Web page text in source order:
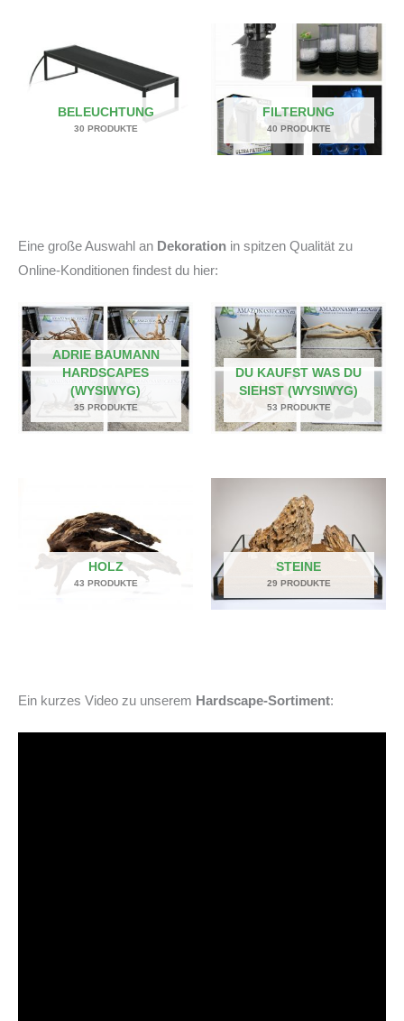
BELEUCHTUNG
30 PRODUKTE
FILTERUNG
40 PRODUKTE
Eine große Auswahl an Dekoration in spitzen Qualität zu
Online-Konditionen findest du hier:
ADRIE BAUMANN
HARDSCAPES
(WYSIWYG)
35 PRODUKTE
DU KAUFST WAS DU
SIEHST (WYSIWYG)
53 PRODUKTE
HOLZ
43 PRODUKTE
STEINE
29 PRODUKTE
Ein kurzes Video zu unserem Hardscape-Sortiment: